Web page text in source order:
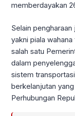
memberdayakan
Selain
yakni piala
salah satu
dalam
sistem
berkelanjutan
Perhubungan